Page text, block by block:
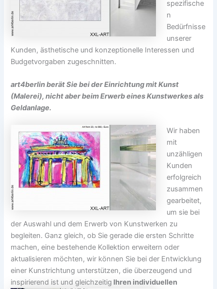
spezifische
n
Bedürfnisse
unserer
Kunden, ästhetische und konzeptionelle Interessen und
Budgetvorgaben zugeschnitten.
art4berlin berät Sie bei der Einrichtung mit Kunst
(Malerei), nicht aber beim Erwerb eines Kunstwerkes als
Geldanlage.
Wir haben
mit
unzähligen
Kunden
erfolgreich
zusammen
gearbeitet,
um sie bei
der Auswahl und dem Erwerb von Kunstwerken zu
begleiten. Ganz gleich, ob Sie gerade die ersten Schritte
machen, eine bestehende Kollektion erweitern oder
aktualisieren möchten, wir können Sie bei der Entwicklung
einer Kunstrichtung unterstützen, die überzeugend und
inspirierend ist und gleichzeitig Ihren individuellen